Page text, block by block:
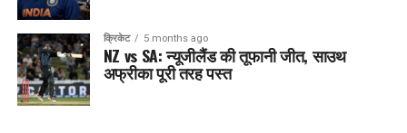
क्रिकेट 5 months ago
NZ vs SA: न्यूजीलैंड की तूफानी जीत, साउथ
अफ्रीका पूरी तरह पस्त